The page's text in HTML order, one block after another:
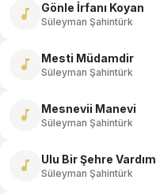
music_note Gönle İrfanı Koyan
Süleyman Şahintürk
music_note Mesti Müdamdir
Süleyman Şahintürk
music_note Mesnevii Manevi
Süleyman Şahintürk
music_note Ulu Bir Şehre Vardım
Süleyman Şahintürk